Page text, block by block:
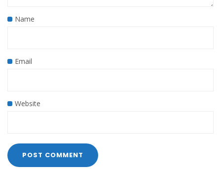
Name
Email
Website